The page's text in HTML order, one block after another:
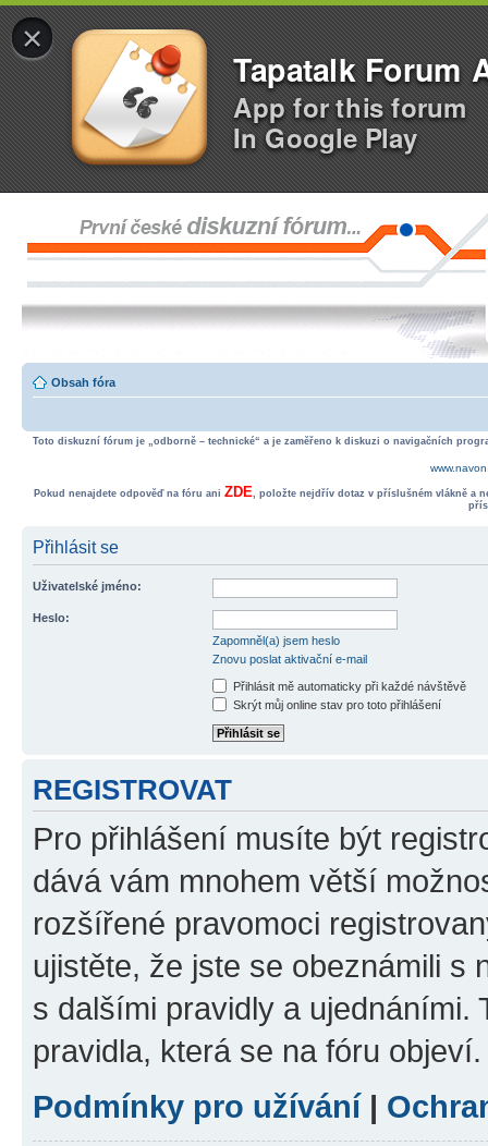
×
Tapatalk Forum
App for this forum
In Google Play
Obsah fóra
Toto diskuzní fórum je „odborně – technické“ a je zaměřeno k diskuzi o navigačních
Pokud nenajdete odpověď na fóru ani ZDE, položte nejdřív dotaz v příslušném vlákně a
Přihlásit se
Uživatelské jméno:
Heslo:
Zapomněl(a) jsem heslo
Znovu poslat aktivační e-mail
Přihlásit mě automaticky při každé návštěvě
Skrýt můj online stav pro toto přihlášení
REGISTROVAT
Pro přihlášení musíte být
dává vám mnohem větší
rozšířené pravomoci
ujistěte, že jste se obeznámili s
s dalšími pravidly a ujednáními.
pravidla, která se na fóru objeví.
Podmínky pro užívání|